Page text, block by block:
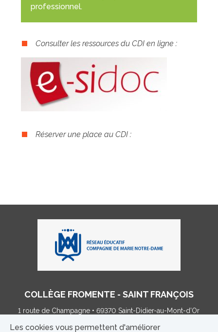
professionnel.
Consulter les ressources du CDI en ligne :
Réserver une place au CDI :
COLLÈGE FROMENTE - SAINT FRANÇOIS
1 route de Champagne • 69370 Saint-Didier-au-Mont-d’Or
Les cookies vous permettent d'améliorer